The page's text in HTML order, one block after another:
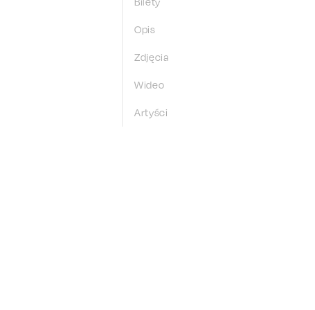
Opis
Zdjęcia
Wideo
Artyści